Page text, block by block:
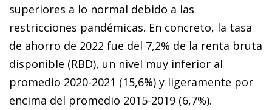
superiores a lo normal debido a las
restricciones pandémicas. En concreto, la tasa
de ahorro de 2022 fue del 7,2% de la renta bruta
disponible (RBD), un nivel muy inferior al
promedio 2020-2021 (15,6%) y ligeramente por
encima del promedio 2015-2019 (6,7%).